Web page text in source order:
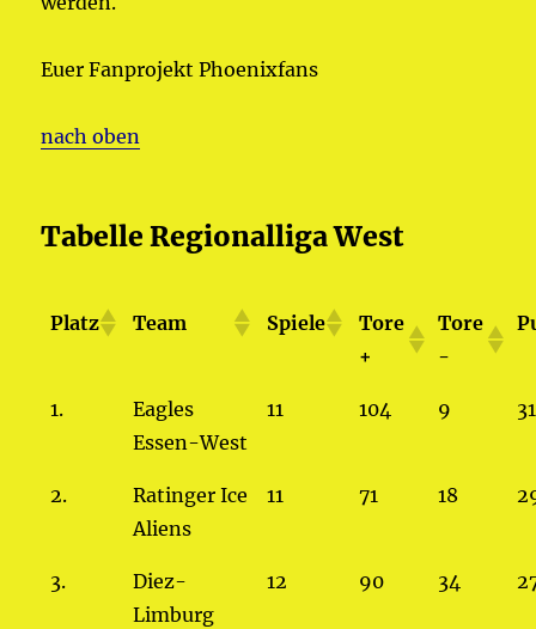
Euer Fanprojekt Phoenixfans
nach oben
Tabelle Regionalliga West
Platz Team Spiele
Tore
+
Tore
-
1.
Eagles
Essen-West
11 104 9 31
2.
Ratinger Ice
Aliens
11 71 18
3.
Diez-
Limburg
12 90 34